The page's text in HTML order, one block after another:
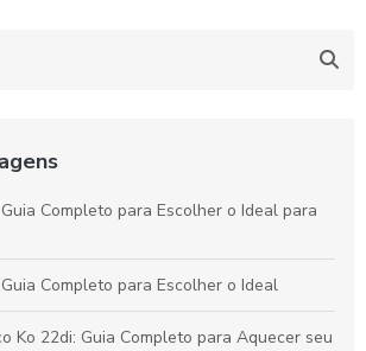
Completo para Escolher o Ideal para
Completo para Escolher o Ideal
Ko 22di: Guia Completo para Aquecer seu